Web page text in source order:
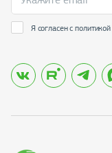
Я согласен с политикой